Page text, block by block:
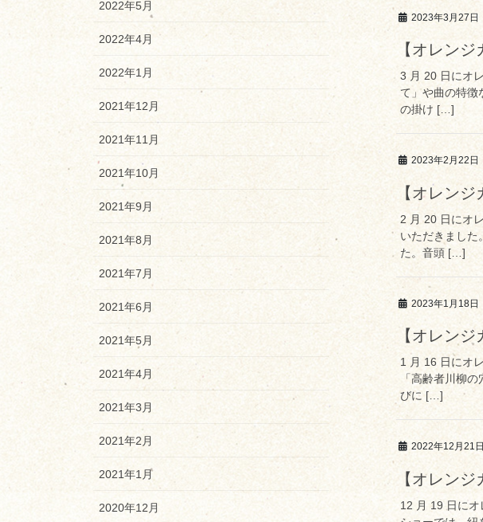
2023年3月27日
【オレン
3 月 20 日にオ
て」や曲の特徴
の掛け […]
2023年2月22日
【オレン
2 月 20 日にオ
いただきました
た。音頭 […]
2023年1月18日
【オレン
1 月 16 日にオ
「高齢者川柳
びに […]
2022年12月21日
【オレン
12 月 19 日に
2022年5月
2022年4月
2022年1月
2021年12月
2021年11月
2021年10月
2021年9月
2021年8月
2021年7月
2021年6月
2021年5月
2021年4月
2021年3月
2021年2月
2021年1月
2020年12月